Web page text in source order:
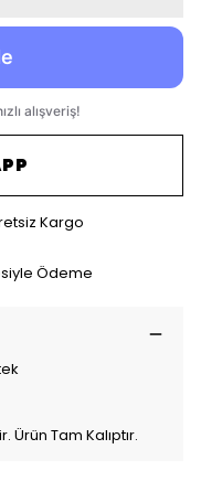
Kargo
Ödeme
Tam Kalıptır.